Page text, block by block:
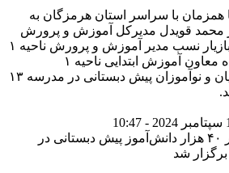
با سراسر استان هرمزگان به
محمد قویدل مدیرکل آموزش و پرورش
استان هرمزگان؛ مسلم بازیار نسب مدیر آموزش و پرورش ناحیه ۱
بندرعباس، معلمان، مربیان و نوآموزان پیش دبستانی در مدرسه ۱۳